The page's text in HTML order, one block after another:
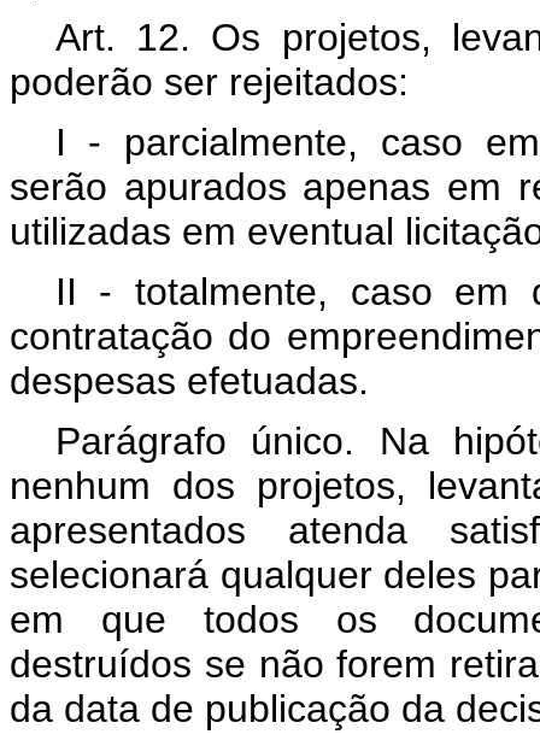
Art. 12. Os projetos,
poderão ser rejeitados:
I - parcialmente, caso
serão apurados apenas em
utilizadas em eventual
II - totalmente, caso em
contratação do
despesas efetuadas.
Parágrafo único. Na
nenhum dos projetos,
apresentados atenda
selecionará qualquer deles
em que todos os
destruídos se não forem
da data de publicação da